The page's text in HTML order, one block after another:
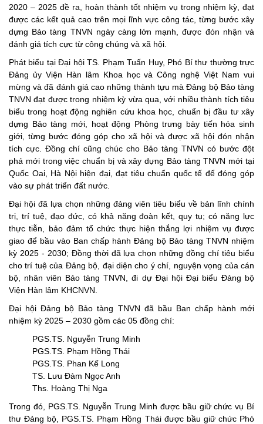
2020 – 2025 đề ra, hoàn thành tốt nhiệm vụ trong nhiệm kỳ, đạt
được các kết quả cao trên mọi lĩnh vực công tác, từng bước xây
dựng Bảo tàng TNVN ngày càng lớn mạnh, được đón nhận và
đánh giá tích cực từ công chúng và xã hội.
Phát biểu tại Đại hộiTS. Phạm Tuấn Huy, Phó Bí thư thường trực
Đảng ủy Viện Hàn lâm Khoa học và Công nghệ Việt Nam vui
mừng và đã đánh giá cao những thành tựu mà Đảng bộ Bảo tàng
TNVN đạt được trong nhiệm kỳ vừa qua, với nhiều thành tích tiêu
biểu trong hoạt động nghiên cứu khoa học, chuẩn bị đầu tư xây
dựng Bảo tàng mới, hoạt động Phòng trưng bày tiến hóa sinh
giới, từng bước đóng góp cho xã hội và được xã hội đón nhận
tích cực. Đồng chí cũng chúc cho Bảo tàng TNVN có bước đột
phá mới trong việc chuẩn bị và xây dựng Bảo tàng TNVN mới tại
Quốc Oai, Hà Nội hiện đại, đạt tiêu chuẩn quốc tế để đóng góp
vào sự phát triển đất nước.
Đại hội đã lựa chọn những đảng viên tiêu biểu về bản lĩnh chính
trị, trí tuệ, đạo đức, có khả năng đoàn kết, quy tụ; có năng lực
thực tiễn, bảo đảm tổ chức thực hiện thắng lợi nhiệm vụ được
giao để bầu vào Ban chấp hành Đảng bộ Bảo tàng TNVN nhiệm
kỳ 2025 - 2030; Đồng thời đã lựa chọn những đồng chí tiêu biểu
cho trí tuệ của Đảng bộ, đại diện cho ý chí, nguyện vọng của cán
bộ, nhân viên Bảo tàng TNVN, đi dự Đại hội Đại biểu Đảng bộ
Viện Hàn lâm KHCNVN.
Đại hội Đảng bộ Bảo tàng TNVN đã bầu Ban chấp hành mới
nhiệm kỳ 2025 – 2030 gồm các 05 đồng chí:
PGS.TS. Nguyễn Trung Minh
PGS.TS. Phạm Hồng Thái
PGS.TS. Phan Kế Long
TS. Lưu Đàm Ngọc Anh
Ths. Hoàng Thị Nga
Trong đó, PGS.TS. Nguyễn Trung Minh được bầu giữ chức vụ Bí
thư Đảng bộ, PGS.TS. Phạm Hồng Thái được bầu giữ chức Phó